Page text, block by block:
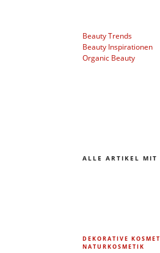
Beauty Trends
Beauty Inspirationen
Organic Beauty
ALLE ARTIKEL MIT
DEKORATIVE
NATURKOSMETIK